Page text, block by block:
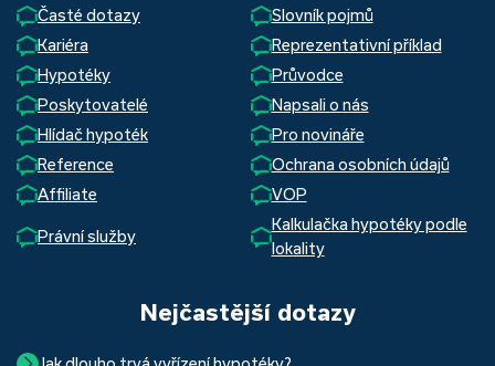
Časté dotazy
Slovník pojmů
Kariéra
Reprezentativní příklad
Hypotéky
Průvodce
Poskytovatelé
Napsali o nás
Hlídač hypoték
Pro novináře
Reference
Ochrana osobních údajů
Affiliate
VOP
Právní služby
Kalkulačka hypotéky podle
lokality
Nejčastější dotazy